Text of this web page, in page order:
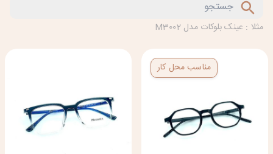
مثلا : عینک بلوکات مدل M3002
مناسب محل کار